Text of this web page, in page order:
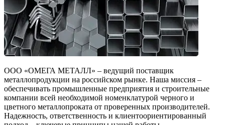
ООО «ОМЕГА МЕТАЛЛ» – ведущий поставщик
металлопродукции на российском рынке. Наша миссия –
обеспечивать промышленные предприятия и строительные
компании всей необходимой номенклатурой черного и
цветного металлопроката от проверенных производителей.
Надежность, ответственность и клиентоориентированный